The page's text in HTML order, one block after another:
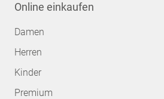
Online einkaufen
Damen
Herren
Kinder
Premium